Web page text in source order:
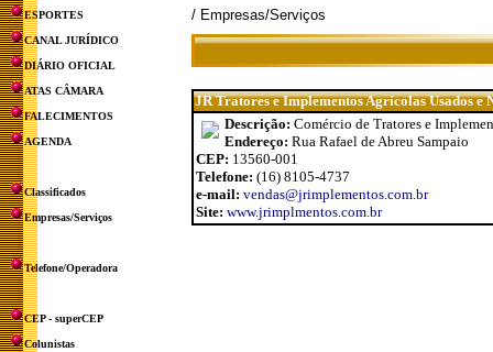
ESPORTES
CANAL JURÍDICO
DIÁRIO OFICIAL
ATAS CÂMARA
FALECIMENTOS
AGENDA
Classificados
Empresas/Serviços
Telefone/Operadora
CEP - superCEP
Colunistas
/ Empresas/Serviços
JR Tratores e Implementos Agrícolas Usados e
Descrição: Comércio de Tratores e
Endereço: Rua Rafael de Abreu Sampaio
CEP: 13560-001
Telefone: (16) 8105-4737
e-mail: vendas@jrimplementos.com.br
Site: www.jrimplmentos.com.br